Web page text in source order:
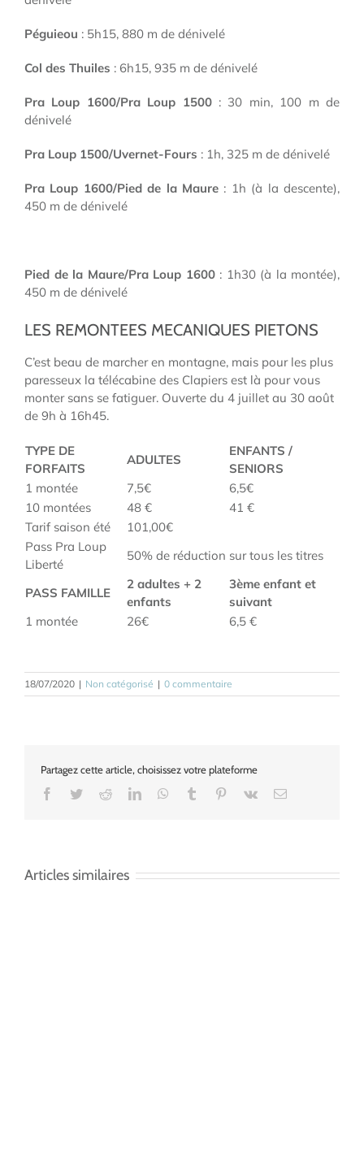
Péguieou : 5h15, 880 m de dénivelé
Col des Thuiles : 6h15, 935 m de dénivelé
Pra Loup 1600/Pra Loup 1500: 30 min, 100 m de
dénivelé
Pra Loup 1500/Uvernet-Fours : 1h, 325 m de dénivelé
Pra Loup 1600/Pied de la Maure : 1h (à la descente),
450 m de dénivelé
Pied de la Maure/Pra Loup 1600: 1h30 (à la montée),
450 m de dénivelé
LES REMONTEES MECANIQUES PIETONS
C’est beau de marcher en montagne, mais pour les plus
paresseux la télécabine des Clapiers est là pour vous
monter sans se fatiguer. Ouverte du 4 juillet au 30 août
de 9h à 16h45.
TYPE DE
FORFAITS
ADULTES
ENFANTS /
SENIORS
1 montée
7,5€
6,5€
10 montées
48 €
41 €
Tarif saison été
101,00€
Pass Pra Loup
Liberté
50% de réduction sur tous les titres
PASS FAMILLE
2 adultes + 2
enfants
3ème enfant et
suivant
1 montée
26€ 6,5 €
18/07/2020 | Non catégorisé | 0 commentaire
Partagez cette article, choisissez votre plateforme
Facebook
TwitterRedditLinkedInWhatsApp
Tumblr Pinterest
Vk Email
Articles similaires